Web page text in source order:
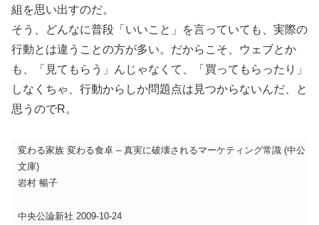
組を思い出すのだ。
そう、どんなに普段「いいこと」を言っていても、実際の
行動とは違うことの方が多い。だからこそ、ウェブとか
も、「見てもらう」んじゃなくて、「買ってもらったり」
しなくちゃ、行動からしか問題点は見つからないんだ、と
思うのでR。
変わる家族 変わる食卓 – 真実に破壊されるマーケティング常識 (中公
文庫)
岩村 暢子
中央公論新社 2009-10-24